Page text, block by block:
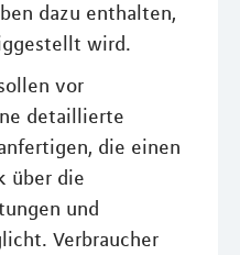
dazu enthalten,
wird.
vor
detaillierte
die einen
über die
und
Verbraucher